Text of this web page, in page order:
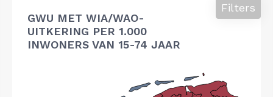
GWU MET WIA/WAO-
UITKERING PER 1.000
INWONERS VAN 15-74 JAAR
Filters